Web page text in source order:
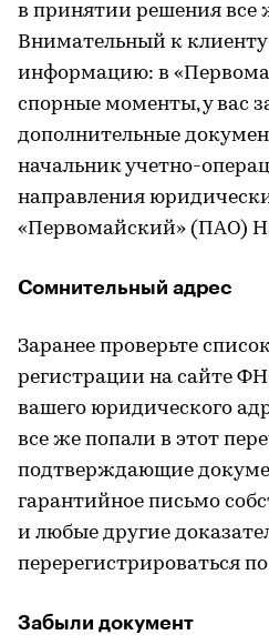
в принятии решения все
Внимательный к
информацию: в
спорные моменты, у вас
дополнительные
начальник учетно-
направления
«Первомайский» (ПАО)
Сомнительный адрес
Заранее проверьте
регистрации на сайте
вашего юридического
все же попали в этот
подтверждающие
гарантийное письмо
и любые другие
перерегистрироваться
Забыли документ